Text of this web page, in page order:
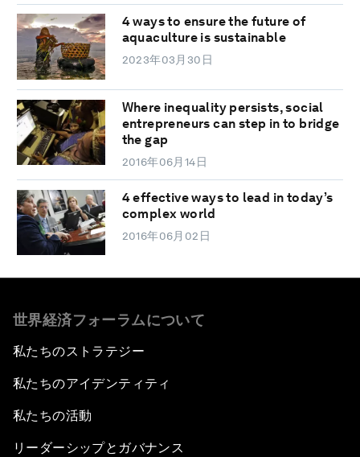
4 ways to ensure the future of
aquaculture is sustainable
2023年03月30日
Where inequality persists, social
entrepreneurs can step in to bridge
the gap
2016年06月14日
4 effective ways to lead in today’s
complex world
2016年06月02日
世界経済フォーラムについて
私たちのストラテジー
私たちのアイデンティティ
私たちの活動
リーダーシップとガバナンス